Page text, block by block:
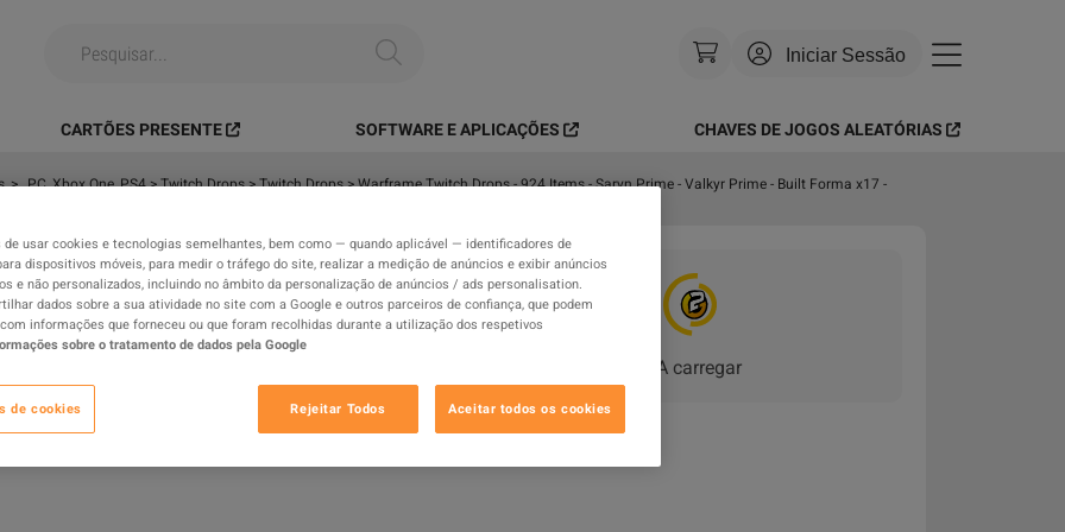
Iniciar Sessão
Moeda:USD
Idioma:Português
CARTÕES PRESENTE SOFTWARE E APLICAÇÕES CHAVES DE JOGOS ALEATÓRIAS
> PC, Xbox One, PS4 > Twitch Drops > Twitch Drops > Warframe Twitch Drops - 924 Items - Saryn Prime - Valkyr Prime - Built Forma x17 -
One, PS4 > Twitch Drops >
Drops - 924 Items - Saryn
Forma x17 - Fast Delivery
A carregar
de usar cookies e tecnologias semelhantes, bem como — quando aplicável — identificadores de
dispositivos móveis, para medir o tráfego do site, realizar a medição de anúncios e exibir anúncios
e não personalizados, incluindo no âmbito da personalização de anúncios / ads personalisation.
dados sobre a sua atividade no site com a Google e outros parceiros de confiança, que podem
informações que forneceu ou que foram recolhidas durante a utilização dos respetivos
sobre o tratamento de dados pela Google
de cookies Rejeitar Todos Aceitar todos os cookies